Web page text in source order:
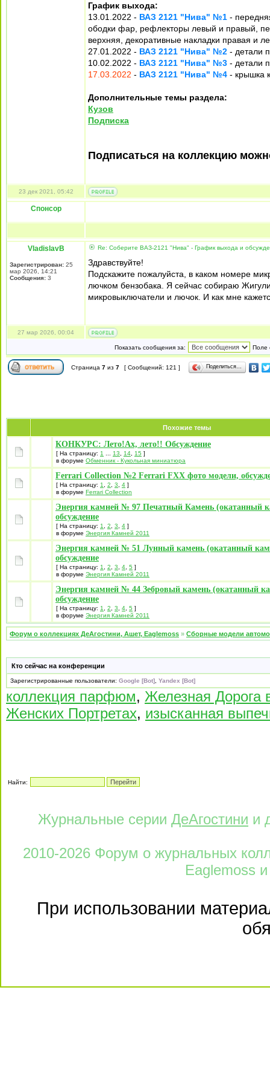
График выхода:
13.01.2022 - ВАЗ 2121 "Нива" №1 -
ободки фар, рефлекторы левый и правый,
верхняя, декоративные накладки правая и
27.01.2022 - ВАЗ 2121 "Нива" №2 - детали
10.02.2022 - ВАЗ 2121 "Нива" №3 - детали
17.03.2022 - ВАЗ 2121 "Нива" №4 - крышка
Дополнительные темы раздела:
Кузов
Подписка
Подписаться на коллекцию
23 дек 2021, 05:42
Спонсор
VladislavB
Зарегистрирован: 25
мар 2026, 14:21
Сообщения: 3
Re: Соберите ВАЗ-2121 "Нива" - График выхода и
Здравствуйте!
Подскажите пожалуйста, в каком номере
лючком бензобака. Я сейчас собираю
микровыключатели и лючок. И как мне
27 мар 2026, 00:04
Показать сообщения за: Поле
Страница 7 из 7 [ Сообщений: 121 ] Поделиться…
Похожие темы
КОНКУРС: Лето!Ах, лето!! Обсуждение
[ На страницу: 1 13 14 15 ]
в форуме Обменник - Кукольная миниатюра
Ferrari Collection №2 Ferrari FXX фото модели,
[ На страницу: 1 2 3 4 ]
в форуме Ferrari Collection
Энергия камней № 97 Печатный Камень (окатанный
обсуждение
[ На страницу: 1 2 3 4 ]
в форуме Энергия Камней 2011
Энергия камней № 51 Лунный камень (окатанный
обсуждение
[ На страницу: 1 2 3 4 5 ]
в форуме Энергия Камней 2011
Энергия камней № 44 Зебровый камень (окатанный
обсуждение
[ На страницу: 1 2 3 4 5 ]
в форуме Энергия Камней 2011
Форум о коллекциях ДеАгостини, Ашет, Eaglemoss » Сборные модели
Кто сейчас на конференции
Зарегистрированные пользователи: Google [Bot] Yandex [Bot]
коллекция парфюм, Железная Дорога
Женских Портретах, изысканная
Найти:
Журнальные серии ДеАгостини и
2010-2026 Форум о журнальных
Eaglemoss и
При использовании